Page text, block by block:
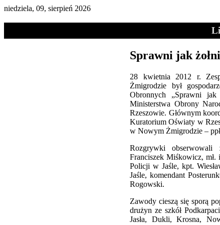
niedziela, 09, sierpień 2026
Sprawni jak
28 kwietnia 2012 r.
Żmigrodzie był
Obronnych „Sprawni jak
Ministerstwa Obrony
Rzeszowie. Głównym
Kuratorium Oświaty w
w Nowym Żmigrodzie –
Rozgrywki obserwowali
Franciszek Miśkowicz,
Policji w Jaśle, kpt.
Jaśle, komendant
Rogowski.
Zawody cieszą się sporą
drużyn ze szkół
Jasła, Dukli, Krosna,